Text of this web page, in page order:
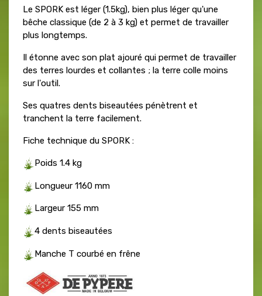
Le SPORK est léger (1.5kg), bien plus léger qu'une
bêche classique (de 2 à 3 kg) et permet de travailler
plus longtemps.
Il étonne avec son plat ajouré qui permet de travailler
des terres lourdes et collantes ; la terre colle moins
sur l'outil.
Ses quatres dents biseautées pénètrent et
tranchent la terre facilement.
Fiche technique du SPORK :
Poids 1.4 kg
Longueur 1160 mm
Largeur 155 mm
4 dents biseautées
Manche T courbé en frêne